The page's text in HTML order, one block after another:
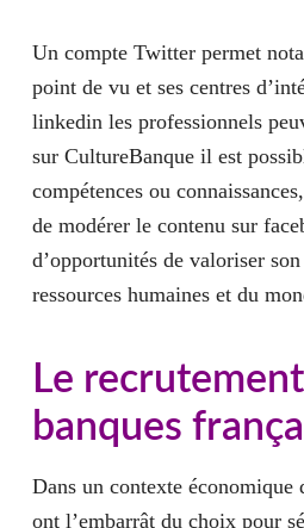
Un compte Twitter permet
point de vu et ses centres
linkedin les professionnels
sur CultureBanque il est
compétences ou
de modérer le contenu sur
d’opportunités de valoriser
ressources humaines et du
Le
banques
Dans un contexte économique
ont l’embarrât du choix pour